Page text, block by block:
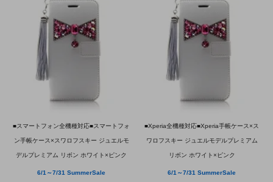
■スマートフォン全機種対応■スマートフォ
ン手帳ケース×スワロフスキー ジュエルモ
デルプレミアム リボン ホワイト×ピンク
6/1～7/31 SummerSale
■Xperia全機種対応■Xperia手帳ケース×ス
ワロフスキー ジュエルモデルプレミアム
リボン ホワイト×ピンク
6/1～7/31 SummerSale